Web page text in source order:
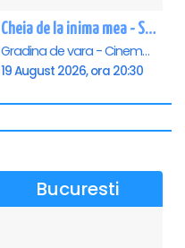
Cheia de la inima mea - Saturn
Gradina de vara - Cinema Saturn, Saturn
19 August 2026, ora 20:30
Bucuresti